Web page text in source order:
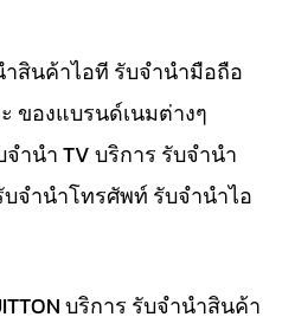
ำสินค้าไอที รับจำนำมือถือ
ของแบรนด์เนมต่างๆ
ำนำ TV บริการ รับจำนำ
จำนำโทรศัพท์ รับจำนำไอ
บริการ รับจำนำสินค้า